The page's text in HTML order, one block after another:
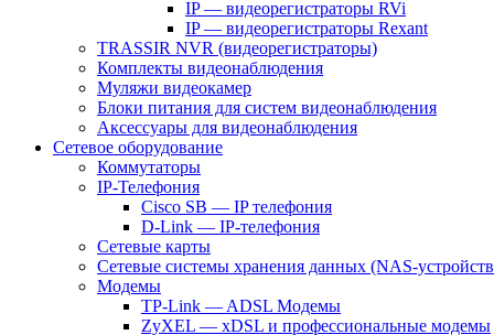
IP — видеорегистраторы RVi
IP — видеорегистраторы Rexant
TRASSIR NVR (видеорегистраторы)
Комплекты видеонаблюдения
Муляжи видеокамер
Блоки питания для систем видеонаблюдения
Аксессуары для видеонаблюдения
Сетевое оборудование
Коммутаторы
IP-Телефония
Cisco SB — IP телефония
D-Link — IP-телефония
Сетевые карты
Сетевые системы хранения данных (NAS-
Модемы
TP-Link — ADSL Модемы
ZyXEL — xDSL и профессиональные модемы